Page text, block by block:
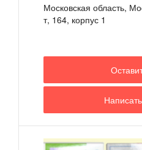
Московская область,
т, 164, корпус 1